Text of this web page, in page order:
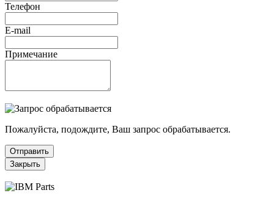
Телефон
E-mail
Примечание
Пожалуйста, подождите, Ваш запрос обрабатывается.
Отправить
Закрыть